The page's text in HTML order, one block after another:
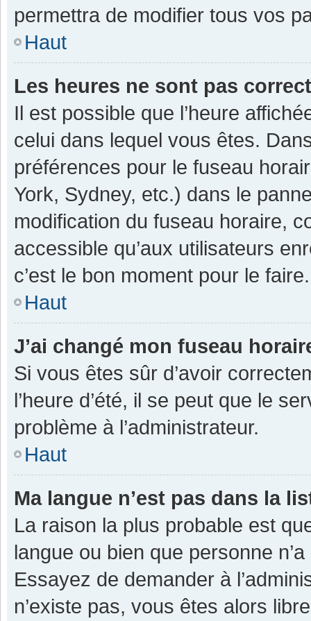
permettra de modifier tous vos
Haut
Les heures ne sont pas
Il est possible que l’heure
celui dans lequel vous êtes.
préférences pour le fuseau
York, Sydney, etc.) dans le
modification du fuseau horaire,
accessible qu’aux utilisateurs
c’est le bon moment pour le faire.
Haut
J’ai changé mon fuseau
Si vous êtes sûr d’avoir
l’heure d’été, il se peut que le
problème à l’administrateur.
Haut
Ma langue n’est pas dans la
La raison la plus probable est
langue ou bien que personne
Essayez de demander à
n’existe pas, vous êtes alors